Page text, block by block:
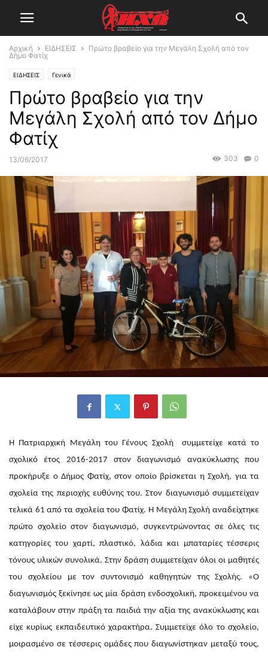
Αρχική ΕΙΔΗΣΕΙΣ
Πρώτο βραβείο για την Μεγάλη Σχολή από τον
Δήμο Φατίχ
ΕΙΔΗΣΕΙΣ Γενικά
Πρώτο βραβείο για την
Μεγάλη Σχολή από τον Δήμο
Φατίχ
13/06/2017 0
303
Η Πατριαρχική Μεγάλη του Γένους Σχολή συμμετείχε κατά το
σχολικό έτος 2016-2017 στον διαγωνισμό ανακύκλωσης που
προκήρυξε ο Δήμος Φατίχ, στον οποίο βρίσκεται η Σχολή, για τα
σχολεία της περιοχής ευθύνης του. Στον διαγωνισμό συμμετείχαν
τελικά 61 από τα σχολεία του Φατίχ. Η Μεγάλη Σχολή αναδείχτηκε
πρώτο σχολείο στον διαγωνισμό, συγκεντρώνοντας σε όλες τις
κατηγορίες του χαρτί, πλαστικό, λάδια και μπαταρίες τέσσερις
τόνους υλικών συνολικά. Στην δράση συμμετείχαν όλοι οι μαθητές
του σχολείου με τον συντονισμό καθηγητών της Σχολής. «Ο
διαγωνισμός ξεκίνησε ως μία δράση ενδοσχολική, προκειμένου να
καταλάβουν στην πράξη τα παιδιά την αξία της ανακύκλωσης και
είχε κυρίως εκπαιδευτικό χαρακτήρα. Συμμετείχε όλο το σχολείο,
μοιρασμένο σε τέσσερις ομάδες που διαγωνίστηκαν μεταξύ τους,